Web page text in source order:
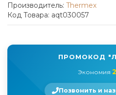
Производитель: Thermex
Код Товара: aqt030057
ПРОМОКОД
Экономия
Позвонить и